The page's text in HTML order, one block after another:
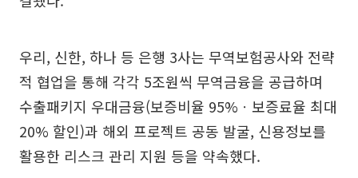
우리, 신한, 하나 등 은행 3사는 무역보험공사와 전략
적 협업을 통해 각각 5조원씩 무역금융을 공급하며
수출패키지 우대금융(보증비율 95%ㆍ보증료율 최대
20% 할인)과 해외 프로젝트 공동 발굴, 신용정보를
활용한 리스크 관리 지원 등을 약속했다.